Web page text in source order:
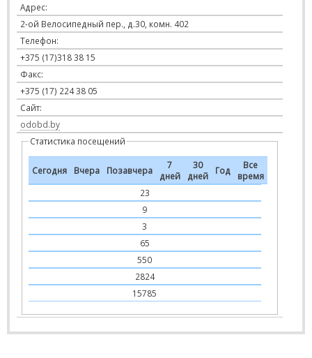
Адрес:
2-ой Велосипедный пер., д.30, комн. 402
Телефон:
+375 (17)318 38 15
Факс:
+375 (17) 224 38 05
Сайт:
odobd.by
Статистика посещений
Сегодня Вчера Позавчера
7
дней
30
дней
Год
Все
время
23
9
3
65
550
2824
15785